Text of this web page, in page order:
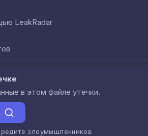
LeakRadar
в этом файле утечки.
злоумышленников